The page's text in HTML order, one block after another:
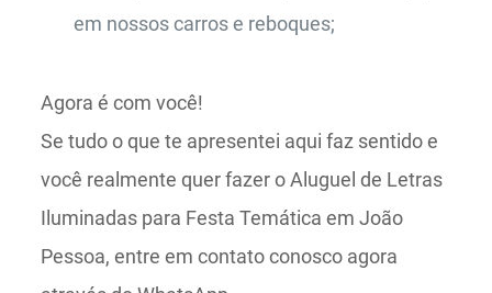
em nossos carros e reboques;
Agora é com você!
Se tudo o que te apresentei aqui faz sentido e
você realmente quer fazer o Aluguel de Letras
Iluminadas para Festa Temática em João
Pessoa, entre em contato conosco agora